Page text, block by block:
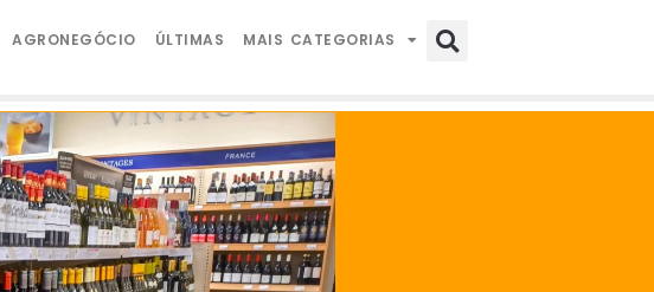
AGRONEGÓCIO ÚLTIMAS MAIS CATEGORIAS